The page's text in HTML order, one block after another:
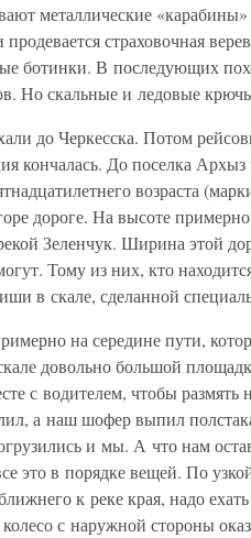
металлические
продевается страховочная
ботинки. В последующих
Но скальные и ледовые
до Черкесска. Потом
кончалась. До поселка
возраста
дороге. На высоте
Зеленчук. Ширина этой
Тому из них, кто
в скале, сделанной
на середине пути,
довольно большой
с водителем, чтобы
а наш шофер выпил
и мы. А что нам
это в порядке вещей. По
к реке края, надо
с наружной стороны